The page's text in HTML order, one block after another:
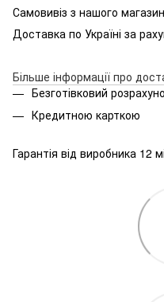
Самовивіз з нашого
Доставка по Україні за
Більше інформації про
Безготівковий
Кредитною карткою
Гарантія від виробника 12